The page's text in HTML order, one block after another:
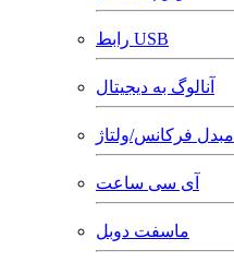
رابط USB
آنالوگ به دیجیتال
مبدل فرکانس/ولتاژ
آی سی ساعت
ماسفت دوبل